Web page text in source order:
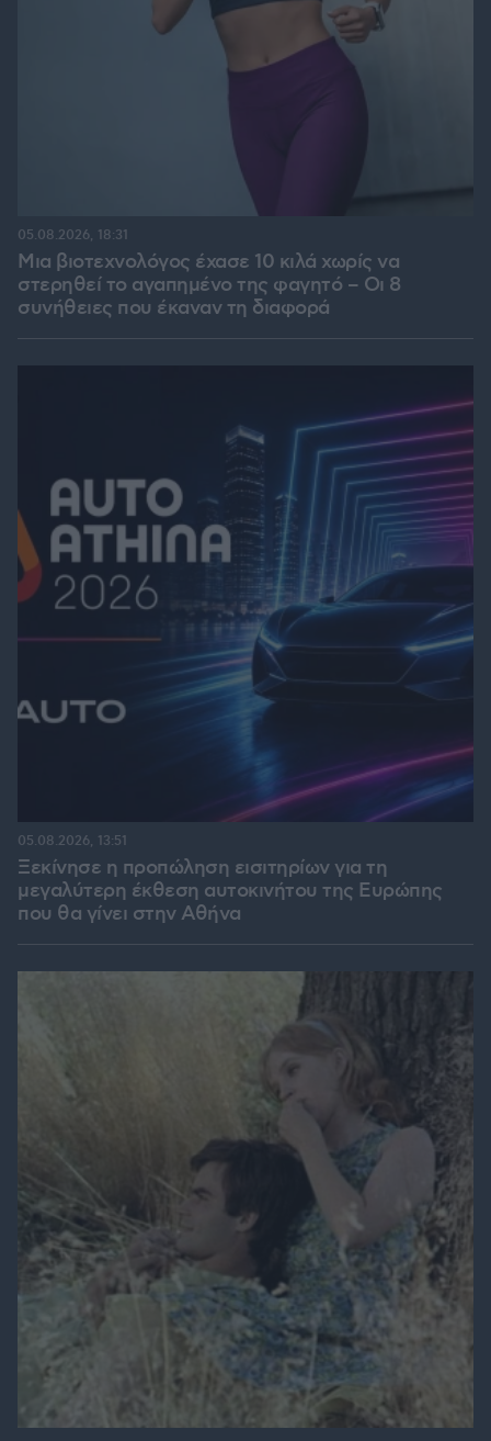
Μια βιοτεχνολόγος έχασε 10 κιλά χωρίς να
στερηθεί το αγαπημένο της φαγητό – Οι 8
συνήθειες που έκαναν τη διαφορά
05.08.2026, 18:31
Ξεκίνησε η προπώληση εισιτηρίων για τη
μεγαλύτερη έκθεση αυτοκινήτου της Ευρώπης
που θα γίνει στην Αθήνα
05.08.2026, 13:51